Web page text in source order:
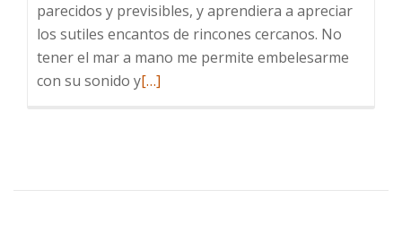
parecidos y previsibles, y aprendiera a apreciar
los sutiles encantos de rincones cercanos. No
tener el mar a mano me permite embelesarme
con su sonido yLeer
esfuerzo,
[…]